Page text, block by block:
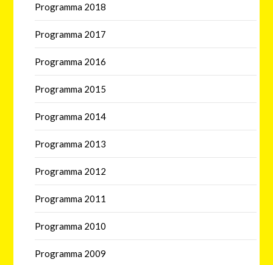
Programma 2018
Programma 2017
Programma 2016
Programma 2015
Programma 2014
Programma 2013
Programma 2012
Programma 2011
Programma 2010
Programma 2009